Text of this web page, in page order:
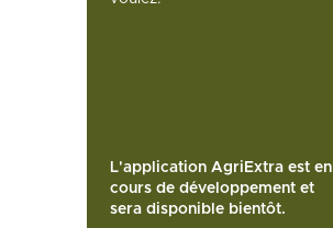
L'application AgriExtra est en
cours de développement et
sera disponible bientôt.